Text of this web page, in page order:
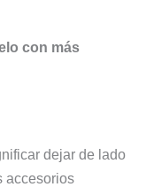
con más
dejar de lado
accesorios